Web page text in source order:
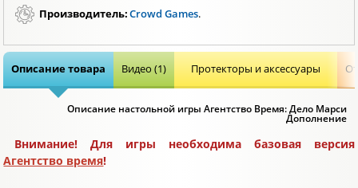
Производитель:Crowd Games.
Описание товара Видео (1) Протекторы и аксессуары
Описание настольной игры Агентство Время: Дело Марси
Дополнение
Внимание! Для игры необходима базовая версия
Агентство время!